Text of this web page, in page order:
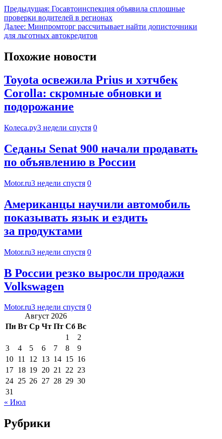
Предыдущая: Госавтоинспекция объявила сплошные
проверки водителей в регионах
Далее: Минпромторг рассчитывает найти дописточники
для льготных автокредитов
Похожие новости
Toyota освежила Prius и хэтчбек
Corolla: скромные обновки и
подорожание
Колеса.ру3 недели спустя 0
Седаны Senat 900 начали продавать
по объявлению в России
Motor.ru3 недели спустя 0
Американцы научили автомобиль
показывать язык и ездить
за продуктами
Motor.ru3 недели спустя 0
В России резко выросли продажи
Volkswagen
Motor.ru3 недели спустя 0
Август 2026
Пн Вт Ср Чт Пт Сб Вс
1
2
3
4 5 6 7 8
9
10 11 12 13 14 15 16
17 18 19 20 21 22 23
24 25 26 27 28 29 30
31
« Июл
Рубрики